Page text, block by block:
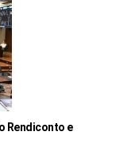
Rendiconto e